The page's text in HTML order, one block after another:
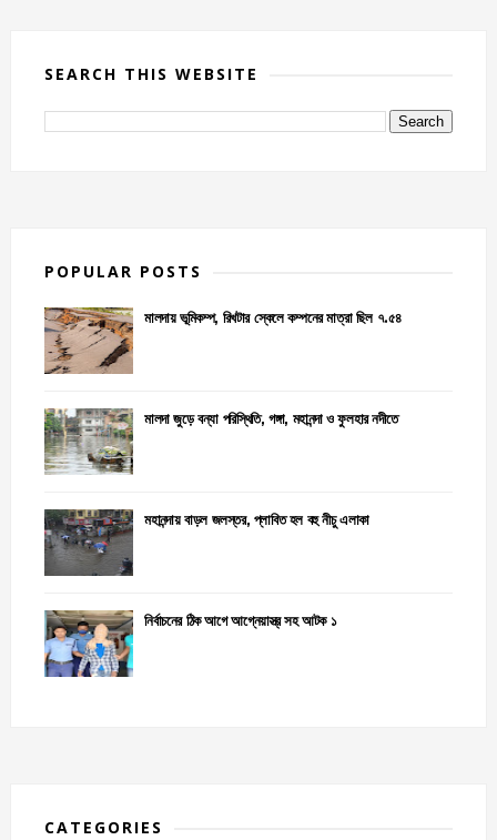
SEARCH THIS WEBSITE
POPULAR POSTS
মালদায় ভূমিকম্প, রিখটার স্কেলে কম্পনের মাত্রা ছিল ৭.৫৪
মালদা জুড়ে বন্যা পরিস্থিতি, গঙ্গা, মহানন্দা ও ফুলহার নদীতে
মহানন্দায় বাড়ল জলস্তর, প্লাবিত হল বহু নীচু এলাকা
নির্বাচনের ঠিক আগে আগ্নেয়াস্ত্র সহ আটক ১
CATEGORIES